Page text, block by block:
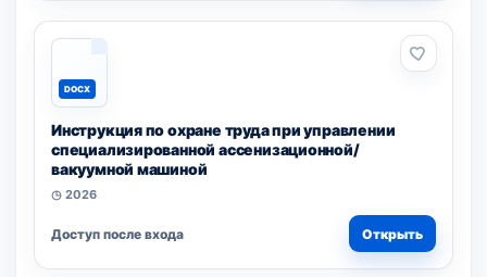
DOCX
Инструкция по охране труда при управлении
специализированной ассенизационной/
вакуумной машиной
◷ 2026
Доступ после входа Открыть